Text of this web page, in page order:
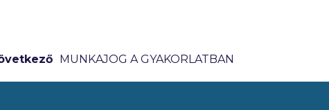
MUNKAJOG A GYAKORLATBAN